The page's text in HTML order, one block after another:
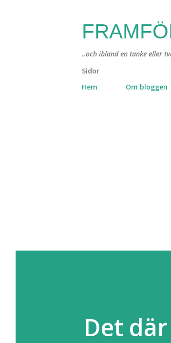
..och ibland en tanke eller
Sidor
Hem
Om bloggen
Det